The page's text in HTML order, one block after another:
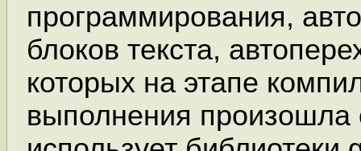
программирования,
блоков текста,
которых на этапе
выполнения